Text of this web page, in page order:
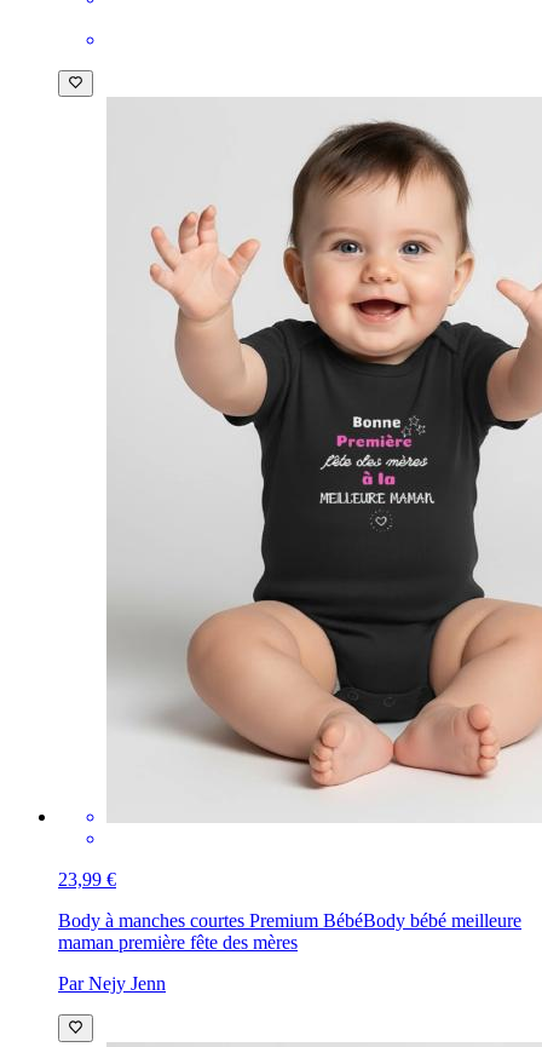
23,99 €
Body à manches courtes Premium BébéBody bébé meilleure
maman première fête des mères
Par Nejy Jenn